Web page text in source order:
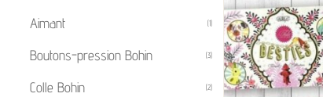
Aimant (1)
Boutons-pression Bohin (3)
Colle Bohin (2)